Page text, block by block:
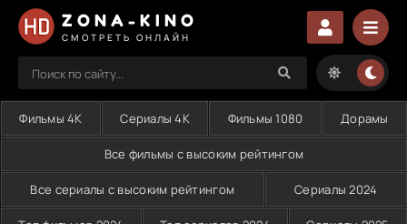
ZONA-KINO
СМОТРЕТЬ ОНЛАЙН
Фильмы 4K Сериалы 4K Фильмы 1080 Дорамы
Все фильмы с высоким рейтингом
Все сериалы с высоким рейтингом Сериалы 2024